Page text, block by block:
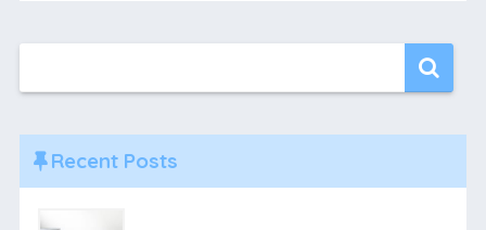
Recent Posts